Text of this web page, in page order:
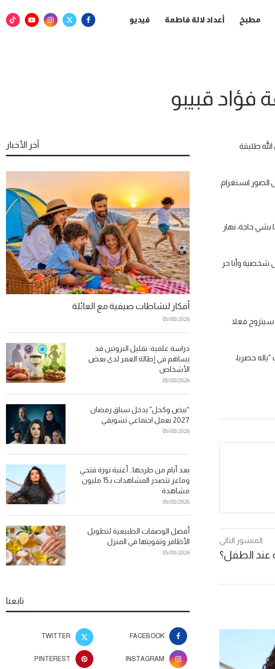
مطبخ أعداد لالة فاطمة فيديو
فؤاد قبيبو
طليقة
انستغرام.
بشي حاجة، نهار
شخصية وأنا حر
سيتزوج فعلا
حصريا،
المنشور التالي
عند الطفل؟
آخر الأخبار
أفكار لنشاطات صيفية مع العائلة
05/08/2026
دراسة علمية: تقليل البروتين قد
يساهم في إطالة العمر لدى بعض
الأشخاص
05/08/2026
“بيض وكحل” يدخل سباق رمضان
2027 بعمل اجتماعي تشويقي
05/08/2026
بعد أيام من طرحها.. أغنية نورة فتحي
وماعز تتصدر المشاهدات بـ15 مليون
مشاهدة
05/08/2026
أفضل الوصفات الطبيعية لتطويل
الأظافر وتقويتها في المنزل
05/08/2026
تابعنا
FACEBOOK
TWITTER
INSTAGRAM
PINTEREST